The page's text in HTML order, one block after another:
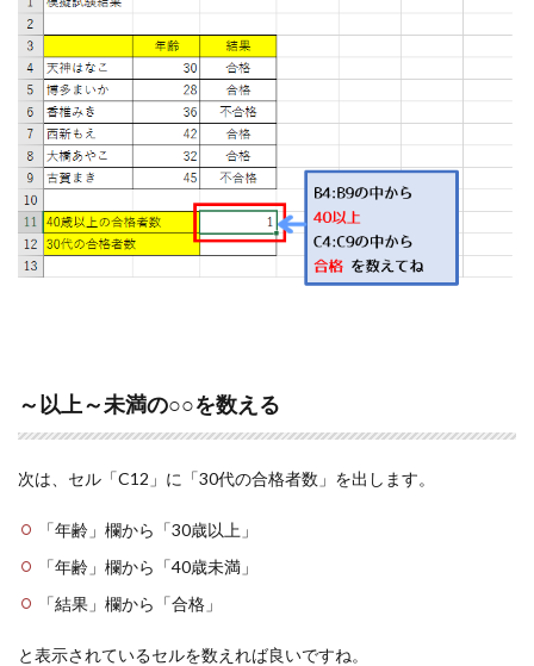
～以上～未満の○○を数える
次は、セル「C12」に「30代の合格者数」を出します。
「年齢」欄から「30歳以上」
「年齢」欄から「40歳未満」
「結果」欄から「合格」
と表示されているセルを数えれば良いですね。